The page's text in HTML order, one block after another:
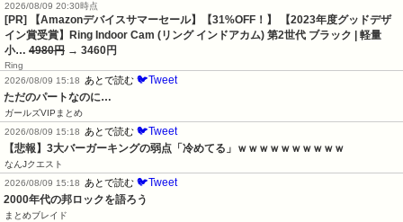
2026/08/09 20:30時点
[PR] 【Amazonデバイスサマーセール】【31%OFF！】 【2023年度グッドデザ
イン賞受賞】Ring Indoor Cam (リング インドアカム) 第2世代 ブラック | 軽量
小… 4980円 → 3460円
Ring
2026/08/09 15:18
あとで読む 🐦Tweet
ただのパートなのに…
ガールズVIPまとめ
2026/08/09 15:18
あとで読む 🐦Tweet
【悲報】3大バーガーキングの弱点「冷めてる」ｗｗｗｗｗｗｗｗｗｗ
なんJクエスト
2026/08/09 15:18
あとで読む 🐦Tweet
2000年代の邦ロックを語ろう
まとめブレイド